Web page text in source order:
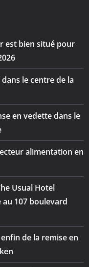
est bien situé pour
le centre de la
en vedette dans le
alimentation en
Usual Hotel
au 107 boulevard
de la remise en